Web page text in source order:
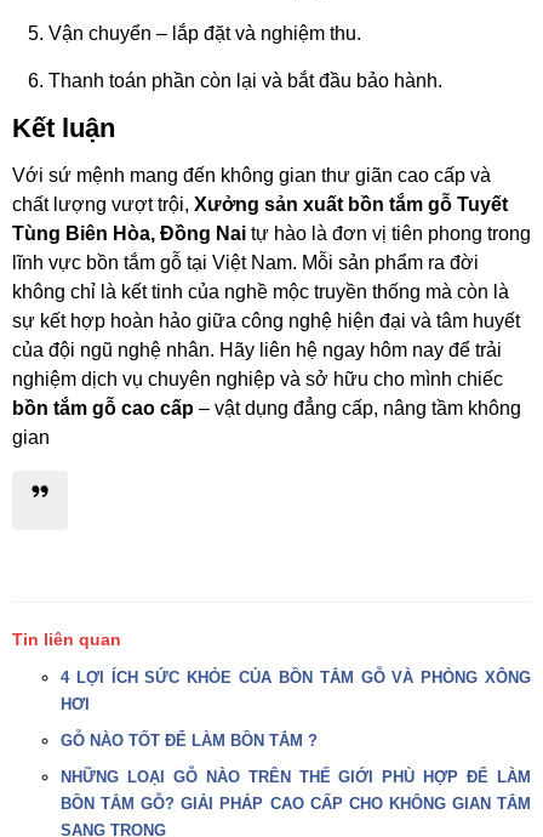
Vận chuyển – lắp đặt và nghiệm thu.
Thanh toán phần còn lại và bắt đầu bảo hành.
Kết luận
Với sứ mệnh mang đến không gian thư giãn cao cấp và
chất lượng vượt trội, Xưởng sản xuất bồn tắm gỗ Tuyết
Tùng Biên Hòa, Đồng Nai tự hào là đơn vị tiên phong trong
lĩnh vực bồn tắm gỗ tại Việt Nam. Mỗi sản phẩm ra đời
không chỉ là kết tinh của nghề mộc truyền thống mà còn là
sự kết hợp hoàn hảo giữa công nghệ hiện đại và tâm huyết
của đội ngũ nghệ nhân. Hãy liên hệ ngay hôm nay để trải
nghiệm dịch vụ chuyên nghiệp và sở hữu cho mình chiếc
bồn tắm gỗ cao cấp – vật dụng đẳng cấp, nâng tầm không
gian
Tin liên quan
4 LỢI ÍCH SỨC KHỎE CỦA BỒN TẮM GỖ VÀ PHÒNG XÔNG
HƠI
GỖ NÀO TỐT ĐỂ LÀM BỒN TẮM ?
NHỮNG LOẠI GỖ NÀO TRÊN THẾ GIỚI PHÙ HỢP ĐỂ LÀM
BỒN TẮM GỖ? GIẢI PHÁP CAO CẤP CHO KHÔNG GIAN TẮM
SANG TRỌNG